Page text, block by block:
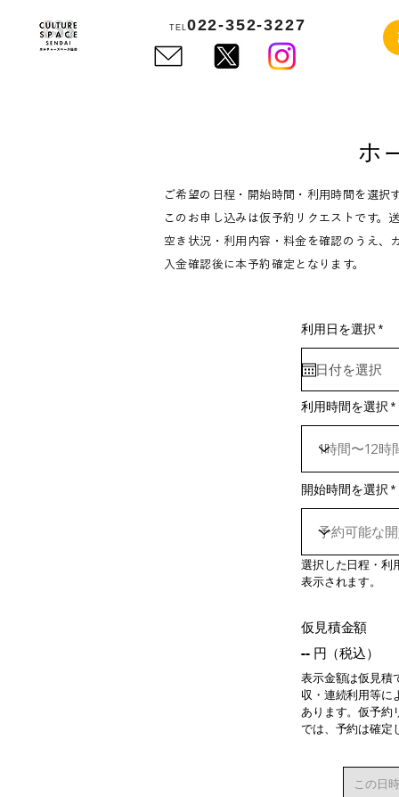
TEL022-352-3227
ホ
ご希望の日程・開始時間・利用時間を選択
このお申し込みは仮予約リクエストです。
空き状況・利用内容・料金を確認のうえ、
入金確認後に本予約確定となります。
利用日を選択 *r
q
r
e
d
利用時間を選択
開始時間を選択
選択した日程・利
表示されます。
仮見積金額
-- 円（税込）
表示金額は仮見積
収・連続利用等に
あります。仮予約
では、予約は確定
この日